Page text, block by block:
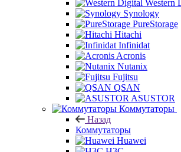
Western
Synology
PureStorage
Hitachi
Infinidat
Acronis
Nutanix
Fujitsu
QSAN
ASUSTOR
Коммутаторы
Назад
Коммутаторы
Huawei